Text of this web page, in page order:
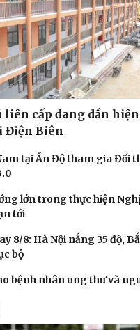
Blog
cấp đang dần
Điện Biên
tại Ấn Độ tham gia Đối
lớn trong thực hiện
tới
8/8: Hà Nội nắng 35 độ,
bộ
bệnh nhân ung thư và